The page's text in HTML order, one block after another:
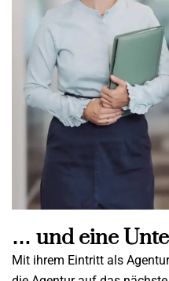
… und eine
Mit ihrem Eintritt als